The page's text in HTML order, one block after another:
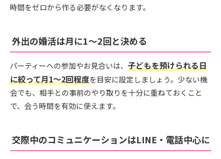
時間をゼロから作る必要がなくなります。
外出の婚活は月に1〜2回と決める
パーティーへの参加やお見合いは、 子どもを預けられる日
に絞って月1〜2回程度を目安に設定しましょう。少ない機
会でも、相手との事前のやり取りを十分に重ねておくこと
で、会う時間を有効に使えます。
交際中のコミュニケーションはLINE・電話中心に